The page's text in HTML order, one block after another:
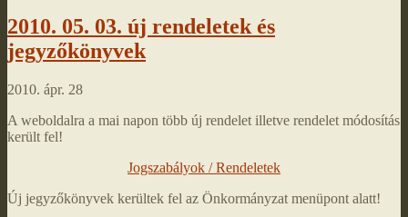
2010. 05. 03. új rendeletek és
jegyzőkönyvek
2010. ápr. 28
A weboldalra a mai napon több új rendelet illetve rendelet módosítás
került fel!
Jogszabályok / Rendeletek
Új jegyzőkönyvek kerültek fel az Önkormányzat menüpont alatt!